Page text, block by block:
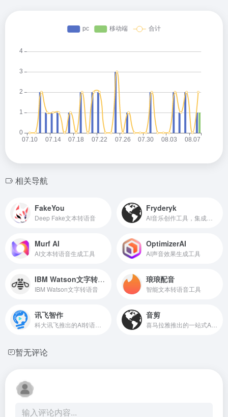
相关导航
FakeYou
Deep Fake文本转语音
Fryderyk
Murf AI
AI文本转语音生成工具
OptimizerAI
AI声音效果生成工具
IBM Watson文字转语音
IBM Watson文字转语音
琅琅配音
智能文本转语音工具
讯飞智作 音剪
暂无评论